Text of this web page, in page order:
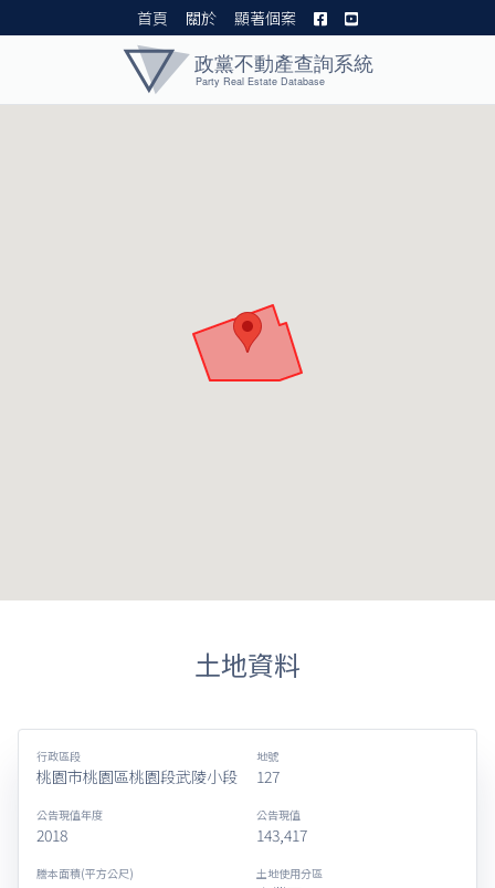
首頁 關於 顯著個案
土地資料
行政區段
桃園市桃園區桃園段武陵小段
地號
127
公告現值年度
2018
公告現值
143,417
謄本面積(平方公尺) 土地使用分區